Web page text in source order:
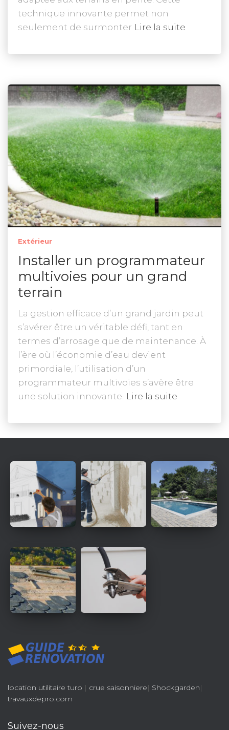
technique innovante permet non
seulement de surmonter Lire la suite
Extérieur
Installer un programmateur
multivoies pour un grand
terrain
La gestion efficace d’un grand jardin peut
s’avérer être un véritable défi, tant en
termes d’arrosage que de maintenance. À
l’ère où l’économie d’eau devient
primordiale, l’utilisation d’un
programmateur multivoies s’avère être
une solution innovante. Lire la suite
location utilitaire turo | crue saisonniere| Shockgarden|
travauxdepro.com
Suivez-nous